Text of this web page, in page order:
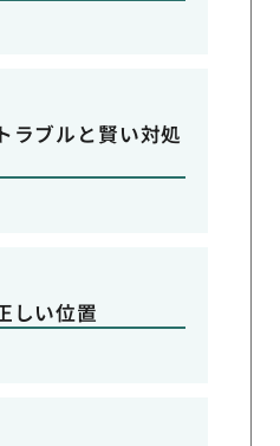
ラブルと賢い対処
しい位置